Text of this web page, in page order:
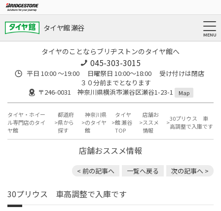
タイヤ館 瀬谷
タイヤのことならブリヂストンのタイヤ館へ
045-303-3015
平日 10:00 ～19:00 日曜祭日 10:00～18:00 受け付けは閉店
３０分前までとなります
〒246-0031 神奈川県横浜市瀬谷区瀬谷1-23-1
Map
タイヤ・ホイー
ル専門店のタイ
ヤ館
都道府
県から
探す
神奈川県
のタイヤ
館
タイヤ
館 瀬谷
TOP
店舗お
ススメ
情報
30プリウス 車
高調整で入庫です
店舗おススメ情報
< 前の記事へ 一覧へ戻る 次の記事へ >
30プリウス 車高調整で入庫です